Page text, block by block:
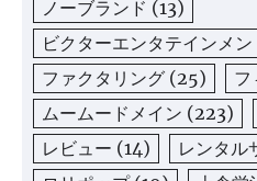
ノーブランド (13)
ビクターエンタテインメン
ファクタリング (25) フ
ムームードメイン (223)
レビュー (14) レンタル